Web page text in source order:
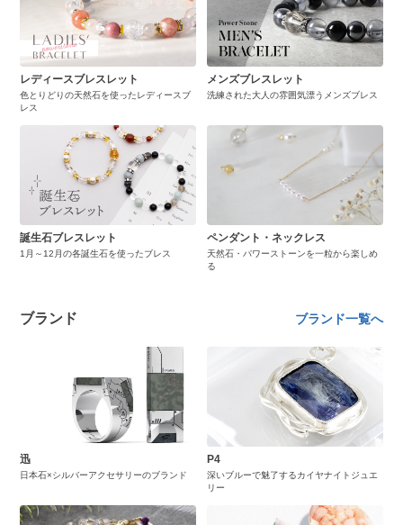
レディースブレスレット
色とりどりの天然石を使ったレディースブ
レス
メンズブレスレット
洗練された大人の雰囲気漂うメンズブレス
誕生石ブレスレット
1月～12月の各誕生石を使ったブレス
ペンダント・ネックレス
天然石・パワーストーンを一粒から楽しめ
る
ブランド ブランド一覧へ
迅
日本石×シルバーアクセサリーのブランド
P4
深いブルーで魅了するカイヤナイトジュエ
リー